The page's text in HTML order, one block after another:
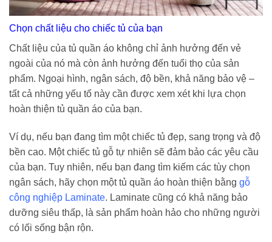
Chọn chất liệu cho chiếc tủ của bạn
Chất liệu của tủ quần áo không chỉ ảnh hưởng đến vẻ
ngoài của nó mà còn ảnh hưởng đến tuổi thọ của sản
phẩm. Ngoại hình, ngân sách, độ bền, khả năng bảo vệ –
tất cả những yếu tố này cần được xem xét khi lựa chọn
hoàn thiện tủ quần áo của bạn.
Ví dụ, nếu bạn đang tìm một chiếc tủ đẹp, sang trọng và độ
bền cao. Một chiếc tủ gỗ tự nhiên sẽ đảm bảo các yêu cầu
của bạn. Tuy nhiên, nếu bạn đang tìm kiếm các tùy chọn
ngân sách, hãy chọn một tủ quần áo hoàn thiện bằng gỗ
công nghiệp Laminate. Laminate cũng có khả năng bảo
dưỡng siêu thấp, là sản phẩm hoàn hảo cho những người
có lối sống bận rộn.